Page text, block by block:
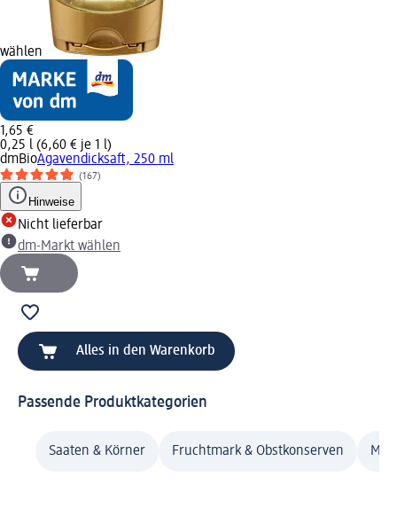
wählen
1,65 €
0,25 l (6,60 € je 1 l)
dmBioAgavendicksaft, 250 ml
(167)
Hinweise
Nicht lieferbar
dm-Markt wählen
Alles in den Warenkorb
Passende Produktkategorien
Saaten & Körner Fruchtmark & Obstkonserven